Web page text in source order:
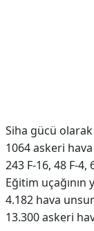
Siha gücü olarak
1064 askeri
243 F-16, 48 F-
Eğitim uçağının
4.182 hava
13.300 askeri